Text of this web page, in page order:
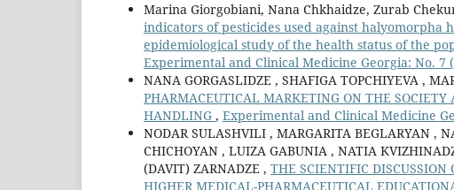
Marina Giorgobiani, Nana Chkhaidze, Zurab
indicators of pesticides used against halyomorpha
epidemiological study of the health status of the
Experimental and Clinical Medicine Georgia: No. 7
NANA GORGASLIDZE , SHAFIGA TOPCHIYEVA ,
PHARMACEUTICAL MARKETING ON THE
HANDLING , Experimental and Clinical Medicine
NODAR SULASHVILI , MARGARITA BEGLARYAN ,
CHICHOYAN , LUIZA GABUNIA , NATIA
(DAVIT) ZARNADZE , THE SCIENTIFIC DISCUSSION
HIGHER MEDICAL-PHARMACEUTICAL